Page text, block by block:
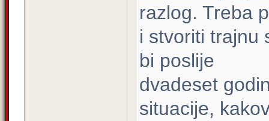
razlog. Treba
i stvoriti trajnu
bi poslije
dvadeset
situacije,